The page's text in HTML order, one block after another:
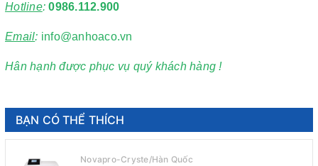
Hotline: 0986.112.900
Email: info@anhoaco.vn
Hân hạnh được phục vụ quý khách hàng !
BẠN CÓ THỂ THÍCH
Novapro-Cryste/Hàn Quốc